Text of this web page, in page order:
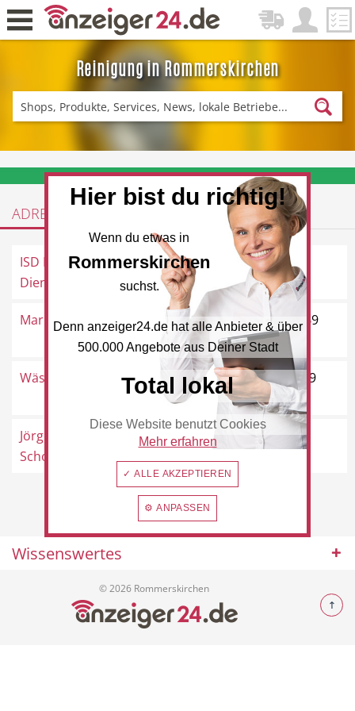
Reinigung in Rommerskirchen
Zurück
DE-News News
Restaurant Hotel
Beauty & Wellness Auto
Handwerk Sport & Freizeit
❤️ Aktuelle Angebote & Prospekte per Newsletter erhalten
ADRESSEN
ISD Reinigungs- und
Dienstleistu...
Bahnstraße 106, 41569
Rommerskirchen
Maria Meisenberg
Sebastianusstraße 16, 41569
Rommerskirchen
Wäscherei Fett
Eggershovergasse 31, 41569
Rommerskirchen
Jörg Helmstedt
Schornsteinfeger
Tilsiter Straße 32, 41569
Wissenswertes
© 2026 Rommerskirchen
Hier bist du richtig!
Wenn du etwas in
Rommerskirchen
suchst.
Denn anzeiger24.de hat alle Anbieter & über
500.000 Angebote aus Deiner Stadt
Total lokal
Diese Website benutzt Cookies
Mehr erfahren
✓ ALLE AKZEPTIEREN
⚙ ANPASSEN